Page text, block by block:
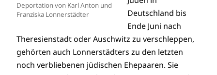
Deportation von Karl Anton und
Franziska Lonnerstädter
Deutschland bis
Ende Juni nach
Theresienstadt oder Auschwitz zu verschleppen,
gehörten auch Lonnerstädters zu den letzten
noch verbliebenen jüdischen Ehepaaren. Sie